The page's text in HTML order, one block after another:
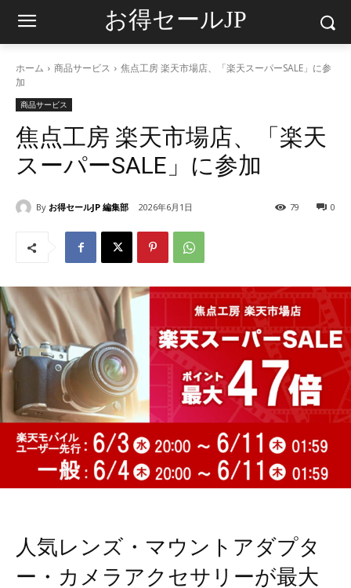
お得セールJP
ホーム 商品サービス
焦点工房 楽天市場店、「楽天スーパーSALE」に参
加
商品サービス
焦点工房 楽天市場店、「楽天
スーパーSALE」に参加
By お得セールJP 編集部 2026年6月1日 0
79
人気レンズ・マウントアダプタ
ー・カメラアクセサリーが最大